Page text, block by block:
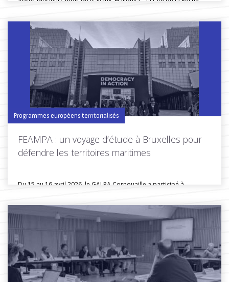
Toutes les actus de cette rubrique LIRE LA SUITE
Programmes européens territorialisés
FEAMPA : un voyage d’étude à Bruxelles pour
défendre les territoires maritimes
Du 15 au 16 avril 2026, le GALPA Cornouaille a participé à...
Toutes les actus de cette rubrique LIRE LA SUITE